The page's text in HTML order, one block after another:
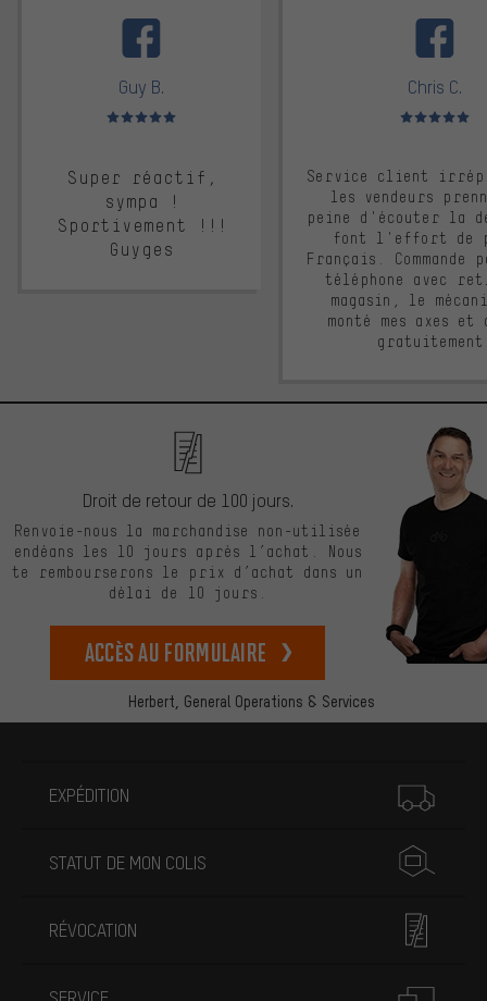
Guy B.
Note moyenne : 5 sur 5
Super réactif,
sympa !
Sportivement !!!
Guyges
Chris C.
Note moyenne :
Service client
les vendeurs
peine d'écouter la
font l'effort de
Français. Commande
téléphone avec
magasin, le
monté mes axes et
Herbert, General Operations & Services
Droit de retour de 100 jours.
Renvoie-nous la marchandise non-utilisée
endéans les 10 jours après l’achat. Nous
te rembourserons le prix d’achat dans un
délai de 10 jours.
Accès au formulaire
EXPÉDITION
STATUT DE MON COLIS
RÉVOCATION